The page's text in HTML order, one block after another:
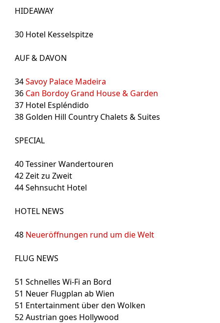
HIDEAWAY
30 Hotel Kesselspitze
AUF & DAVON
34Savoy Palace Madeira
36 Can Bordoy Grand House & Garden
37 Hotel Espléndido
38 Golden Hill Country Chalets & Suites
SPECIAL
40Tessiner Wandertouren
42Zeit zu Zweit
44Sehnsucht Hotel
HOTEL NEWS
48 Neueröffnungen rund um die Welt
FLUG NEWS
51 Schnelles Wi-Fi an Bord
51 Neuer Flugplan ab Wien
51 Entertainment über den Wolken
52Austrian goes Hollywood